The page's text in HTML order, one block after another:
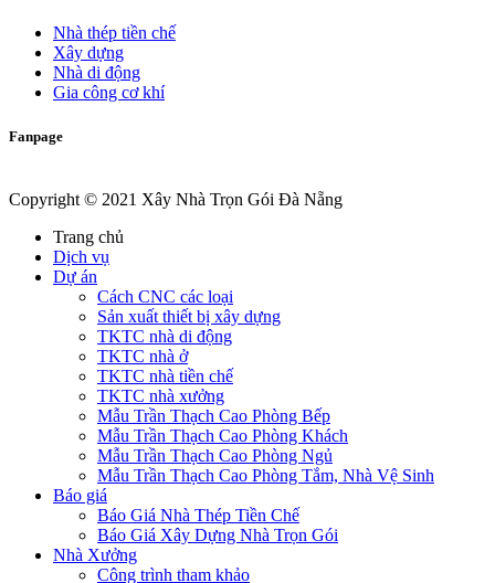
Nhà thép tiền chế
Xây dựng
Nhà di động
Gia công cơ khí
Fanpage
Copyright © 2021 Xây Nhà Trọn Gói Đà Nẵng
Trang chủ
Dịch vụ
Dự án
Cách CNC các loại
Sản xuất thiết bị xây dựng
TKTC nhà di động
TKTC nhà ở
TKTC nhà tiền chế
TKTC nhà xưởng
Mẫu Trần Thạch Cao Phòng Bếp
Mẫu Trần Thạch Cao Phòng Khách
Mẫu Trần Thạch Cao Phòng Ngủ
Mẫu Trần Thạch Cao Phòng Tắm, Nhà Vệ Sinh
Báo giá
Báo Giá Nhà Thép Tiền Chế
Báo Giá Xây Dựng Nhà Trọn Gói
Nhà Xưởng
Công trình tham khảo